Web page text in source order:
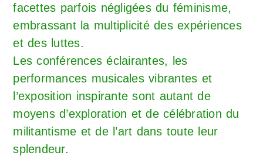
facettes parfois négligées du féminisme,
embrassant la multiplicité des expériences
et des luttes.
Les conférences éclairantes, les
performances musicales vibrantes et
l’exposition inspirante sont autant de
moyens d’exploration et de célébration du
militantisme et de l’art dans toute leur
splendeur.